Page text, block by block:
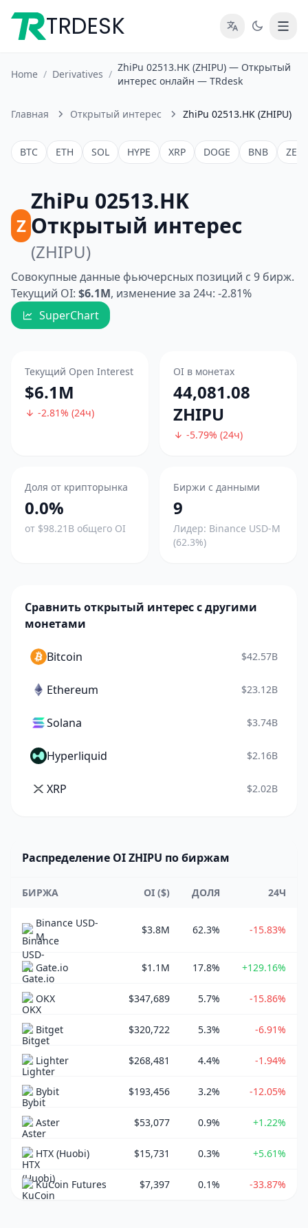
TRDESK
Home / Derivatives /
ZhiPu 02513.HK (ZHIPU) — Открытый
интерес онлайн — TRdesk
Главная Открытый интерес ZhiPu 02513.HK (ZHIPU)
BTC ETH SOL HYPE XRP DOGE BNB ZEC
Z
ZhiPu 02513.HK
Открытый интерес
(ZHIPU)
Совокупные данные фьючерсных позиций с 9 бирж.
Текущий OI: $6.1M, изменение за 24ч: -2.81%
SuperChart
Текущий Open Interest
$6.1M
-2.81% (24ч)
OI в монетах
44,081.08
ZHIPU
-5.79% (24ч)
Доля от крипторынка
0.0%
от $98.21B общего OI
Биржи с данными
9
Лидер: Binance USD-M
(62.3%)
Сравнить открытый интерес с другими
монетами
Bitcoin $42.57B
Ethereum $23.12B
Solana $3.74B
Hyperliquid $2.16B
XRP $2.02B
Распределение OI ZHIPU по биржам
БИРЖА OI ($) ДОЛЯ 24Ч
Binance USD-
M
$3.8M 62.3% -15.83%
Gate.io $1.1M 17.8% +129.16%
OKX $347,689 5.7% -15.86%
Bitget $320,722 5.3% -6.91%
Lighter $268,481 4.4% -1.94%
Bybit $193,456 3.2% -12.05%
Aster $53,077 0.9% +1.22%
HTX (Huobi) $15,731 0.3% +5.61%
KuCoin Futures $7,397 0.1% -33.87%